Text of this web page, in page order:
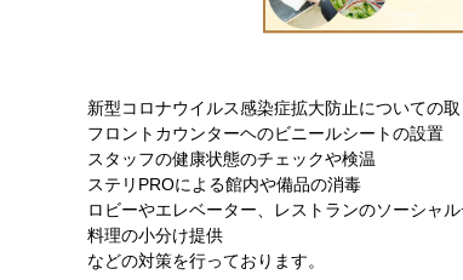
新型コロナウイルス感染症拡大防止についての
フロントカウンターヘのビニールシートの設置
スタッフの健康状態のチェックや検温
ステリPROによる館内や備品の消毒
ロビーやエレベーター、レストランのソーシャ
料理の小分け提供
などの対策を行っております。